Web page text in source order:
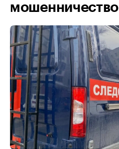
мошенничество